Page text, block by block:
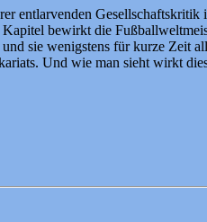
entlarvenden
bewirkt die
sie wenigstens für kurze Zeit
Und wie man sieht wirkt